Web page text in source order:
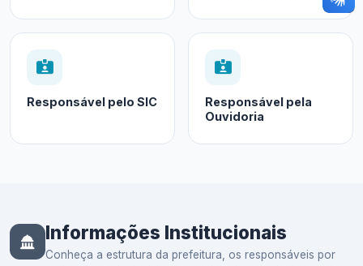
Responsável pelo SIC
Responsável pela
Ouvidoria
Informações Institucionais
Conheça a estrutura da prefeitura, os responsáveis por